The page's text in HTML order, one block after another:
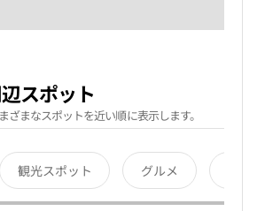
スポット
ざまなスポットを近い順に表示します。
観光スポット グルメ